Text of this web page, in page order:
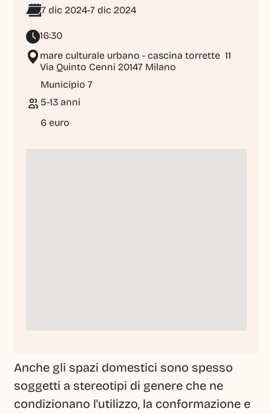
Anche gli spazi domestici sono spesso
soggetti a stereotipi di genere che ne
condizionano l'utilizzo, la conformazione e
7 dic 2024-7 dic 2024
16:30
mare culturale urbano - cascina torrette  11
Via Quinto Cenni 20147 Milano
Municipio 7
5-13 anni
6 euro